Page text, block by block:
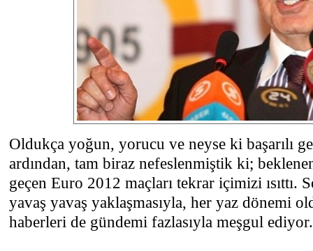
Oldukça yoğun, yorucu ve neyse ki başarılı
ardından, tam biraz nefeslenmiştik ki;
geçen Euro 2012 maçları tekrar içimizi ısıttı.
yavaş yavaş yaklaşmasıyla, her yaz dönemi
haberleri de gündemi fazlasıyla meşgul ediyor.